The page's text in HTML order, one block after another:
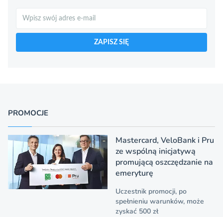
Szukaj
ZAPISZ SIĘ
PROMOCJE
Mastercard, VeloBank i Pru
ze wspólną inicjatywą
promującą oszczędzanie na
emeryturę
Uczestnik promocji, po
spełnieniu warunków, może
zyskać 500 zł